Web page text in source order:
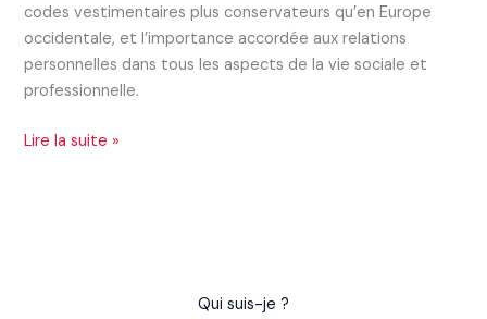
codes vestimentaires plus conservateurs qu’en Europe
occidentale, et l’importance accordée aux relations
personnelles dans tous les aspects de la vie sociale et
professionnelle.
Lire la suite »
Qui suis-je ?